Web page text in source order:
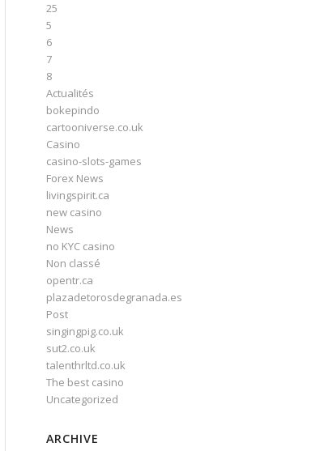
25
5
6
7
8
Actualités
bokepindo
cartooniverse.co.uk
Casino
casino-slots-games
Forex News
livingspirit.ca
new casino
News
no KYC casino
Non classé
opentr.ca
plazadetorosdegranada.es
Post
singingpig.co.uk
sut2.co.uk
talenthrltd.co.uk
The best casino
Uncategorized
ARCHIVE